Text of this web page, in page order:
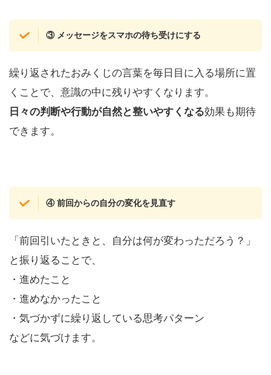
③ メッセージをスマホの待ち受けにする
繰り返されたおみくじの言葉を毎日目に入る場所に置
くことで、意識の中に残りやすくなります。
日々の判断や行動が自然と整いやすくなる効果も期待
できます。
④ 前回からの自分の変化を見直す
「前回引いたときと、自分は何が変わっただろう？」
と振り返ることで、
・進めたこと
・進めなかったこと
・気づかずに繰り返している思考パターン
などに気づけます。